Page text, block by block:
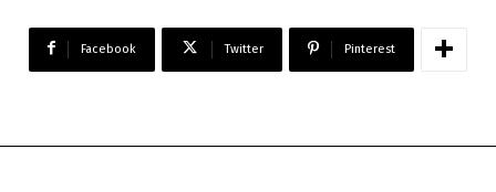
Facebook Twitter Pinterest